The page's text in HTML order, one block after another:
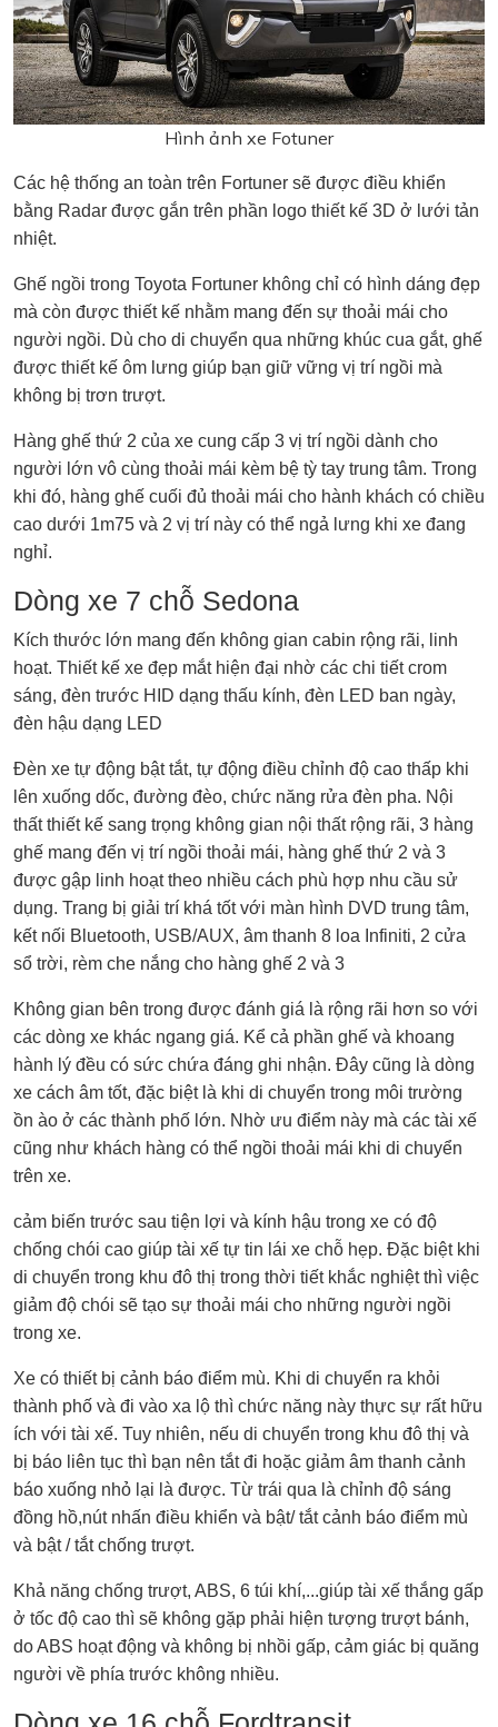
Hình ảnh xe Fotuner
Các hệ thống an toàn trên Fortuner sẽ được điều khiển
bằng Radar được gắn trên phần logo thiết kế 3D ở lưới tản
nhiệt.
Ghế ngồi trong Toyota Fortuner không chỉ có hình dáng đẹp
mà còn được thiết kế nhằm mang đến sự thoải mái cho
người ngồi. Dù cho di chuyển qua những khúc cua gắt, ghế
được thiết kế ôm lưng giúp bạn giữ vững vị trí ngồi mà
không bị trơn trượt.
Hàng ghế thứ 2 của xe cung cấp 3 vị trí ngồi dành cho
người lớn vô cùng thoải mái kèm bệ tỳ tay trung tâm. Trong
khi đó, hàng ghế cuối đủ thoải mái cho hành khách có chiều
cao dưới 1m75 và 2 vị trí này có thể ngả lưng khi xe đang
nghỉ.
Dòng xe 7 chỗ Sedona
Kích thước lớn mang đến không gian cabin rộng rãi, linh
hoạt. Thiết kế xe đẹp mắt hiện đại nhờ các chi tiết crom
sáng, đèn trước HID dạng thấu kính, đèn LED ban ngày,
đèn hậu dạng LED
Đèn xe tự động bật tắt, tự động điều chỉnh độ cao thấp khi
lên xuống dốc, đường đèo, chức năng rửa đèn pha. Nội
thất thiết kế sang trọng không gian nội thất rộng rãi, 3 hàng
ghế mang đến vị trí ngồi thoải mái, hàng ghế thứ 2 và 3
được gập linh hoạt theo nhiều cách phù hợp nhu cầu sử
dụng. Trang bị giải trí khá tốt với màn hình DVD trung tâm,
kết nối Bluetooth, USB/AUX, âm thanh 8 loa Infiniti, 2 cửa
sổ trời, rèm che nắng cho hàng ghế 2 và 3
Không gian bên trong được đánh giá là rộng rãi hơn so với
các dòng xe khác ngang giá. Kể cả phần ghế và khoang
hành lý đều có sức chứa đáng ghi nhận. Đây cũng là dòng
xe cách âm tốt, đặc biệt là khi di chuyển trong môi trường
ồn ào ở các thành phố lớn. Nhờ ưu điểm này mà các tài xế
cũng như khách hàng có thể ngồi thoải mái khi di chuyển
trên xe.
cảm biến trước sau tiện lợi và kính hậu trong xe có độ
chống chói cao giúp tài xế tự tin lái xe chỗ hẹp. Đặc biệt khi
di chuyển trong khu đô thị trong thời tiết khắc nghiệt thì việc
giảm độ chói sẽ tạo sự thoải mái cho những người ngồi
trong xe.
Xe có thiết bị cảnh báo điểm mù. Khi di chuyển ra khỏi
thành phố và đi vào xa lộ thì chức năng này thực sự rất hữu
ích với tài xế. Tuy nhiên, nếu di chuyển trong khu đô thị và
bị báo liên tục thì bạn nên tắt đi hoặc giảm âm thanh cảnh
báo xuống nhỏ lại là được. Từ trái qua là chỉnh độ sáng
đồng hồ,nút nhấn điều khiển và bật/ tắt cảnh báo điểm mù
và bật / tắt chống trượt.
Khả năng chống trượt, ABS, 6 túi khí,...giúp tài xế thắng gấp
ở tốc độ cao thì sẽ không gặp phải hiện tượng trượt bánh,
do ABS hoạt động và không bị nhồi gấp, cảm giác bị quăng
người về phía trước không nhiều.